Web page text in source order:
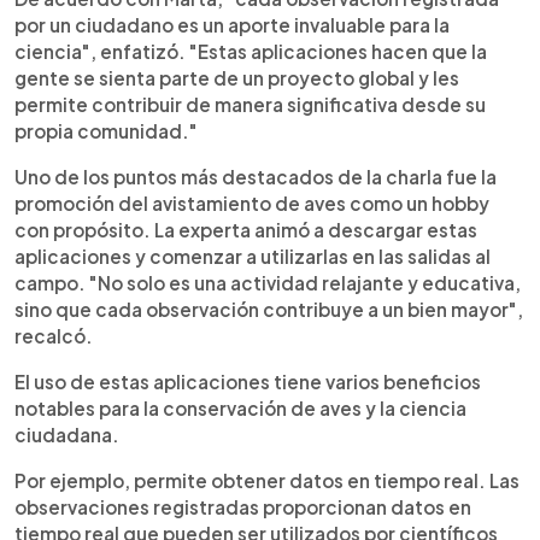
por un ciudadano es un aporte invaluable para la
ciencia", enfatizó. "Estas aplicaciones hacen que la
gente se sienta parte de un proyecto global y les
permite contribuir de manera significativa desde su
propia comunidad."
Uno de los puntos más destacados de la charla fue la
promoción del avistamiento de aves como un hobby
con propósito. La experta animó a descargar estas
aplicaciones y comenzar a utilizarlas en las salidas al
campo. "No solo es una actividad relajante y educativa,
sino que cada observación contribuye a un bien mayor",
recalcó.
El uso de estas aplicaciones tiene varios beneficios
notables para la conservación de aves y la ciencia
ciudadana.
Por ejemplo, permite obtener datos en tiempo real. Las
observaciones registradas proporcionan datos en
tiempo real que pueden ser utilizados por científicos